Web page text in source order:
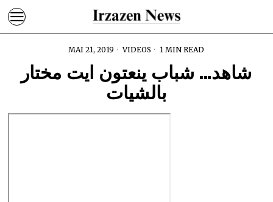
MAI 21, 2019 VIDEOS 1 MIN READ
شاهد… شباب ينعتون ايت مختار
بالشيات